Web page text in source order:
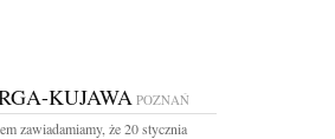
KUJAWA POZNAŃ
zawiadamiamy, że 20 stycznia